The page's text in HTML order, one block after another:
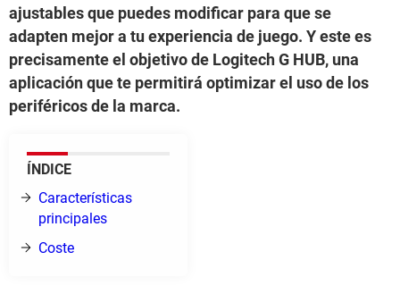
ajustables que puedes modificar para que se
adapten mejor a tu experiencia de juego. Y este es
precisamente el objetivo de Logitech G HUB, una
aplicación que te permitirá optimizar el uso de los
periféricos de la marca.
ÍNDICE
Características
principales
Coste